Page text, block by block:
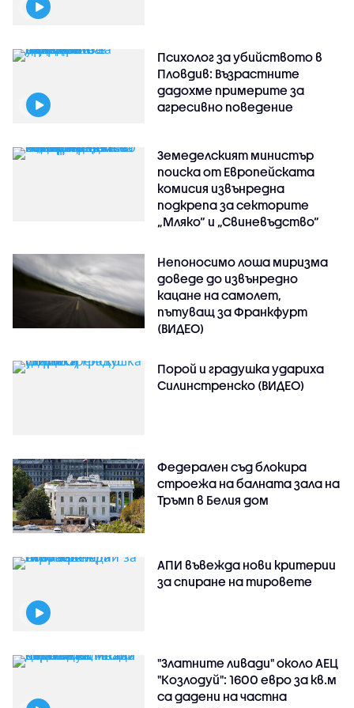
Психолог за убийството в
Пловдив: Възрастните
дадохме примерите за
агресивно поведение
Земеделският министър
поиска от Европейската
комисия извънредна
подкрепа за секторите
„Мляко“ и „Свиневъдство“
Непоносимо лоша миризма
доведе до извънредно
кацане на самолет,
пътуващ за Франкфурт
(ВИДЕО)
Порой и градушка удариха
Силинстренско (ВИДЕО)
Федерален съд блокира
строежа на балната зала на
Тръмп в Белия дом
АПИ въвежда нови критерии
за спиране на тировете
"Златните ливади" около АЕЦ
"Козлодуй": 1600 евро за кв.м
са дадени на частна